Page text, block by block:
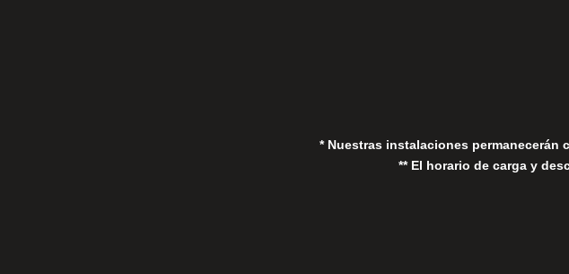
* Nuestras instalaciones
** El horario de carga y